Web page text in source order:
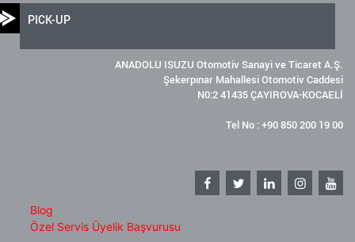
PICK-UP
ANADOLU ISUZU Otomotiv Sanayi ve Ticaret A.Ş.
Şekerpınar Mahallesi Otomotiv Caddesi
N0:2 41435 ÇAYIROVA-KOCAELİ
Tel No : +90 850 200 19 00
Blog
Özel Servis Üyelik Başvurusu